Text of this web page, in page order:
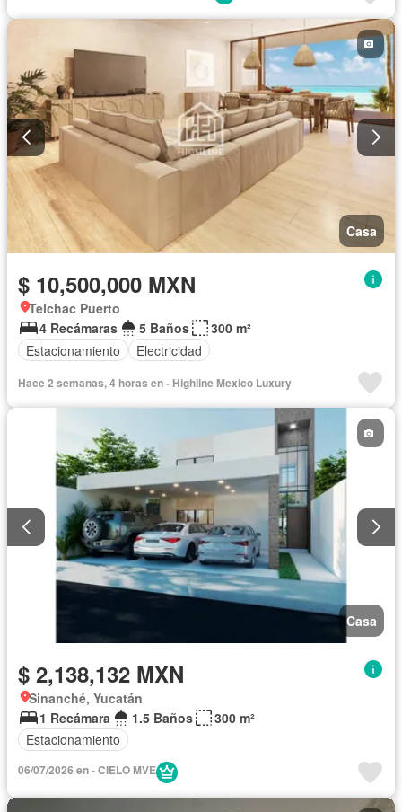
Casa
$ 10,500,000 MXN
Telchac Puerto
4 Recámaras
5 Baños
300 m²
Estacionamiento
Electricidad
Hace 2 semanas, 4 horas en - Highline Mexico Luxury
Casa
$ 2,138,132 MXN
Sinanché, Yucatán
1 Recámara
1.5 Baños
300 m²
Estacionamiento
06/07/2026 en - CIELO MVE